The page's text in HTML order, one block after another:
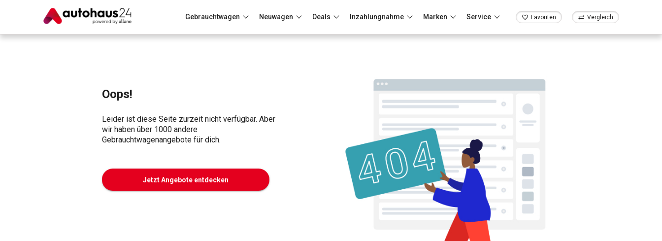
Gebrauchtwagen Neuwagen Deals Inzahlungnahme Marken Service Favoriten Vergleich
Oops!
Leider ist diese Seite zurzeit nicht verfügbar. Aber
wir haben über 1000 andere
Gebrauchtwagenangebote für dich.
Jetzt Angebote entdecken